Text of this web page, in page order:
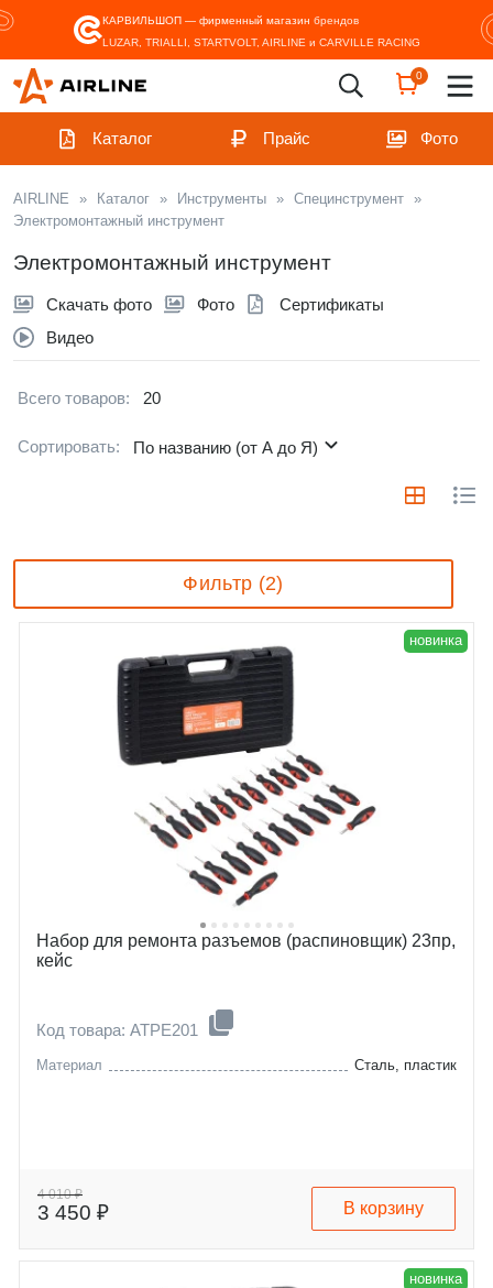
КАРВИЛЬШОП — фирменный магазин брендов
LUZAR, TRIALLI, STARTVOLT, AIRLINE и CARVILLE RACING
0
Каталог Прайс Фото
AIRLINE » Каталог » Инструменты » Специнструмент »
Электромонтажный инструмент
Электромонтажный инструмент
Скачать фото Фото
Сертификаты
Видео
Всего товаров: 20
Сортировать: По названию (от А до Я)
Фильтр (2)
новинка
Набор для ремонта разъемов (распиновщик) 23пр,
кейс
Код товара: ATPE201
Материал Сталь, пластик
4 010 ₽
3 450 ₽ В корзину
новинка